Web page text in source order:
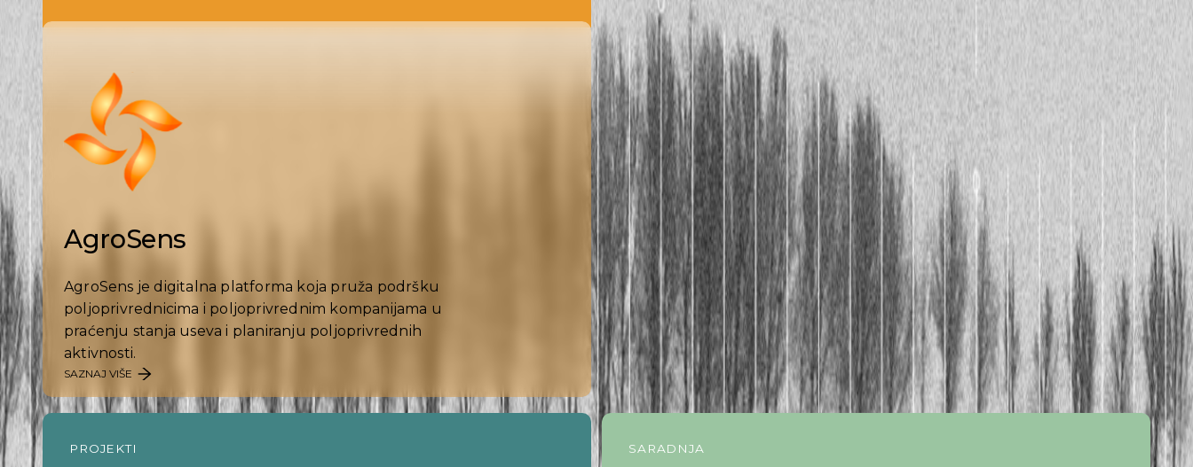
AgroSens
AgroSens je digitalna platforma koja pruža podršku
poljoprivrednicima i poljoprivrednim kompanijama u
praćenju stanja useva i planiranju poljoprivrednih
aktivnosti.
SAZNAJ VIŠE
PROJEKTI SARADNJA